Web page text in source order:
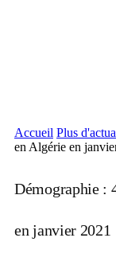
Accueil Plus
en Algérie en
Démographie :
en janvier 2021